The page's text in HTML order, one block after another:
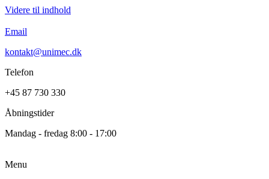
Videre til indhold
Email
kontakt@unimec.dk
Telefon
+45 87 730 330
Åbningstider
Mandag - fredag 8:00 - 17:00
Menu